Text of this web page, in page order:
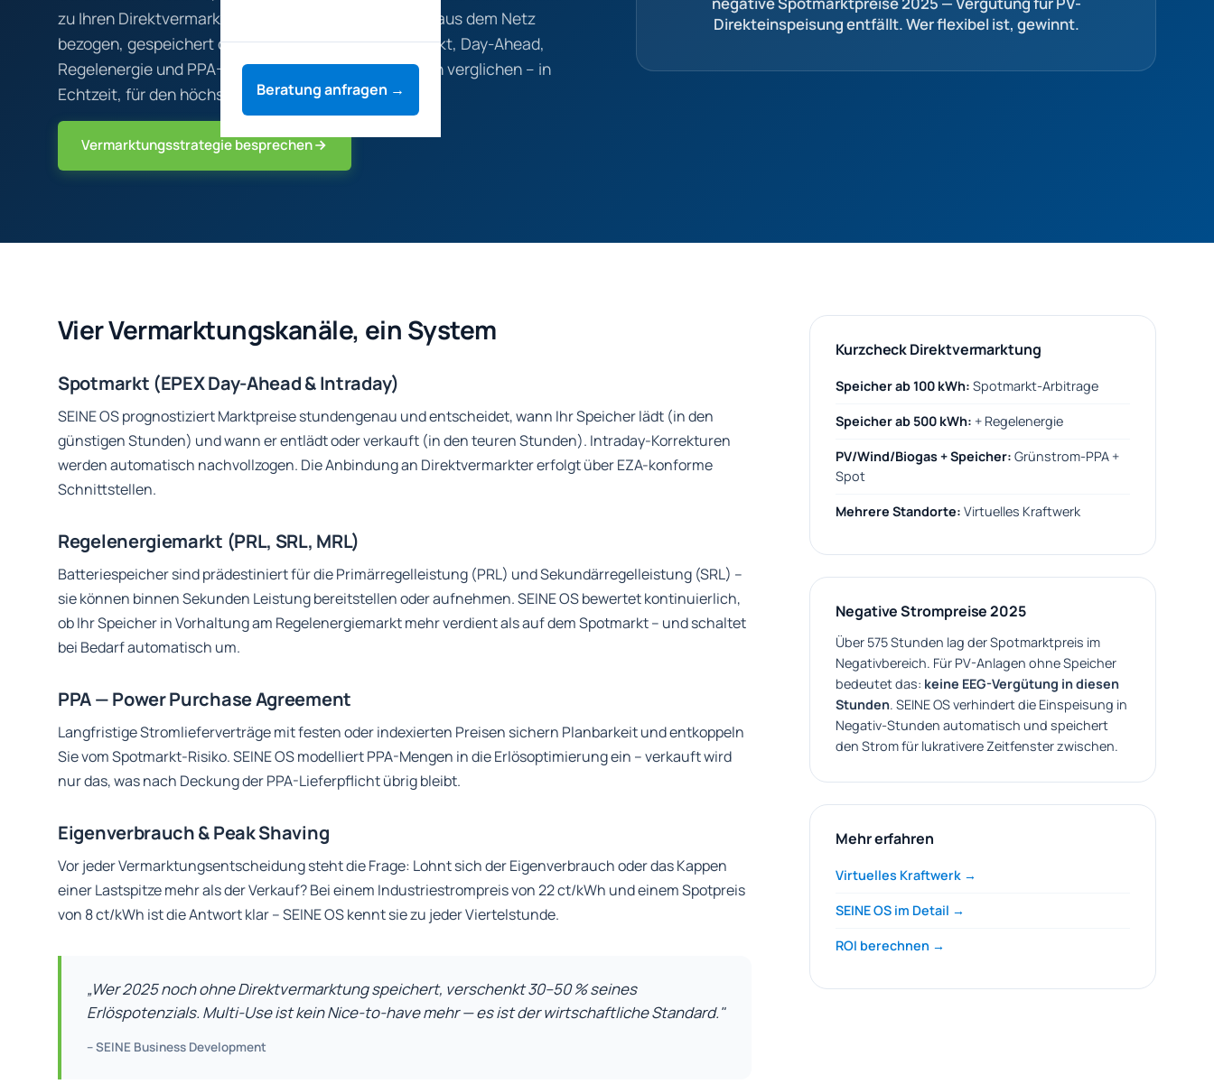
Beratung anfragen →
zu Ihren Direktvermarktern und steuert, wann Strom aus dem Netz
bezogen, gespeichert oder vermarktet wird. Spotmarkt, Day-Ahead,
Regelenergie und PPA-Verträge werden kontinuierlich verglichen – in
Echtzeit, für den höchsten Deckungsbeitrag.
Vermarktungsstrategie besprechen
Direkteinspeisung entfällt. Wer flexibel ist, gewinnt.
Vier Vermarktungskanäle, ein System
Spotmarkt (EPEX Day-Ahead & Intraday)
SEINE OS prognostiziert Marktpreise stundengenau und entscheidet, wann Ihr Speicher lädt (in den
günstigen Stunden) und wann er entlädt oder verkauft (in den teuren Stunden). Intraday-Korrekturen
werden automatisch nachvollzogen. Die Anbindung an Direktvermarkter erfolgt über EZA-konforme
Schnittstellen.
Regelenergiemarkt (PRL, SRL, MRL)
Batteriespeicher sind prädestiniert für die Primärregelleistung (PRL) und Sekundärregelleistung (SRL) –
sie können binnen Sekunden Leistung bereitstellen oder aufnehmen. SEINE OS bewertet kontinuierlich,
ob Ihr Speicher in Vorhaltung am Regelenergiemarkt mehr verdient als auf dem Spotmarkt – und schaltet
bei Bedarf automatisch um.
PPA — Power Purchase Agreement
Langfristige Stromlieferverträge mit festen oder indexierten Preisen sichern Planbarkeit und entkoppeln
Sie vom Spotmarkt-Risiko. SEINE OS modelliert PPA-Mengen in die Erlösoptimierung ein – verkauft wird
nur das, was nach Deckung der PPA-Lieferpflicht übrig bleibt.
Eigenverbrauch & Peak Shaving
Vor jeder Vermarktungsentscheidung steht die Frage: Lohnt sich der Eigenverbrauch oder das Kappen
einer Lastspitze mehr als der Verkauf? Bei einem Industriestrompreis von 22 ct/kWh und einem Spotpreis
von 8 ct/kWh ist die Antwort klar – SEINE OS kennt sie zu jeder Viertelstunde.
„Wer 2025 noch ohne Direktvermarktung speichert, verschenkt 30–50 % seines
Erlöspotenzials. Multi-Use ist kein Nice-to-have mehr — es ist der wirtschaftliche Standard."
– SEINE Business Development
Kurzcheck Direktvermarktung
Speicher ab 100 kWh: Spotmarkt-Arbitrage
Speicher ab 500 kWh: + Regelenergie
PV/Wind/Biogas + Speicher: Grünstrom-PPA +
Spot
Mehrere Standorte: Virtuelles Kraftwerk
Negative Strompreise 2025
Über 575 Stunden lag der Spotmarktpreis im
Negativbereich. Für PV-Anlagen ohne Speicher
bedeutet das: keine EEG-Vergütung in diesen
Stunden. SEINE OS verhindert die Einspeisung in
Negativ-Stunden automatisch und speichert
den Strom für lukrativere Zeitfenster zwischen.
Mehr erfahren
Virtuelles Kraftwerk →
SEINE OS im Detail →
ROI berechnen →